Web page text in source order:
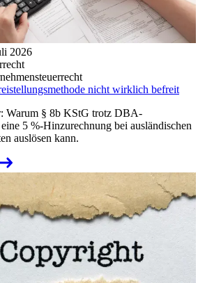
2026
nicht wirklich befreit
Warum § 8b KStG trotz DBA-
5 %-Hinzurechnung bei ausländischen
auslösen kann.